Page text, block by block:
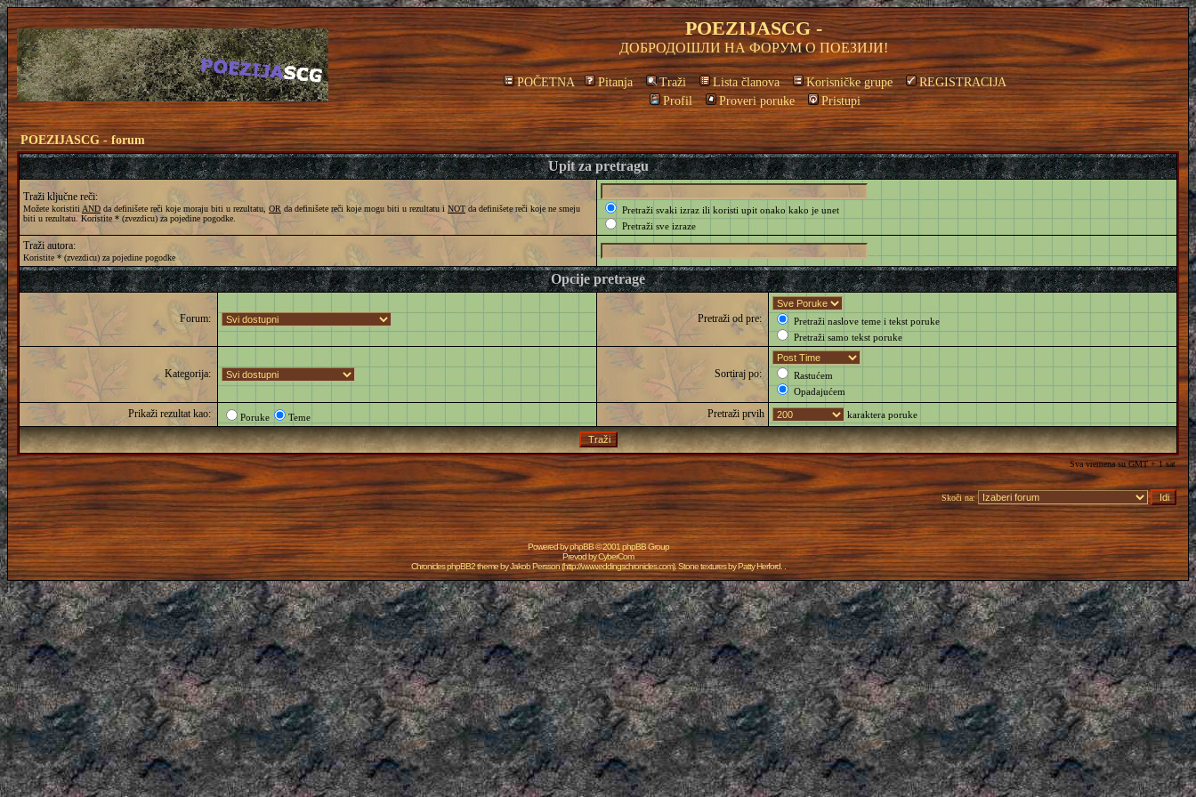
POEZIJASCG -
ДОБРОДОШЛИ НА ФОРУМ О ПОЕЗИЈИ!
POČETNA Pitanja Traži Lista članova Korisničke grupe
REGISTRACIJA
Profil
Proveri poruke Pristupi
POEZIJASCG - forum
Upit za pretragu
Traži ključne reči:
Možete koristiti AND da definišete reči koje moraju biti u rezultatu, OR da definišete reči koje mogu biti u rezultatu i NOTda definišete reči koje ne smeju
biti u rezultatu. Koristite * (zvezdicu) za pojedine pogodke.
Pretraži svaki izraz ili koristi upit onako kako je unet
Pretraži sve izraze
Traži autora:
Koristite * (zvezdicu) za pojedine pogodke
Opcije pretrage
Forum: Pretraži od pre:
Pretraži naslove teme i tekst poruke
Pretraži samo tekst poruke
Kategorija: Sortiraj po:
Rastućem
Opadajućem
Prikaži rezultat kao: Poruke Teme Pretraži prvih karaktera poruke
Sva vremena su GMT + 1 sat
Skoči na:
Powered byphpBB© 2001 phpBB Group
Prevod byCyberCom
Chronicles phpBB2 theme byJakob Persson(http://www.eddingschronicles.com). Stone textures byPatty Herford. .